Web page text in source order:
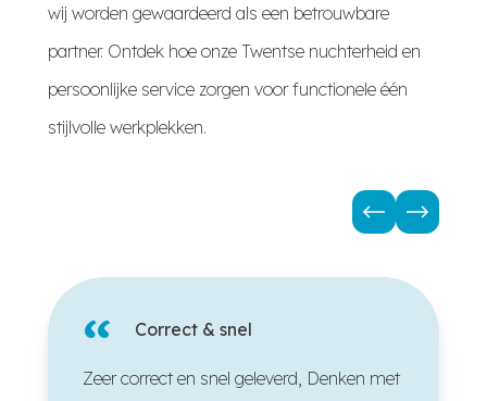
wij worden gewaardeerd als een betrouwbare
partner. Ontdek hoe onze Twentse nuchterheid en
persoonlijke service zorgen voor functionele één
stijlvolle werkplekken.
“ Correct & snel
Zeer correct en snel geleverd, Denken met